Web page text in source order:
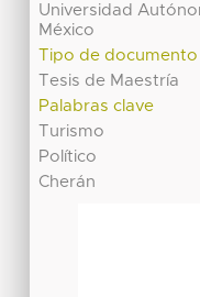
Universidad
México
Tipo de documento
Tesis de Maestría
Palabras clave
Turismo
Político
Cherán